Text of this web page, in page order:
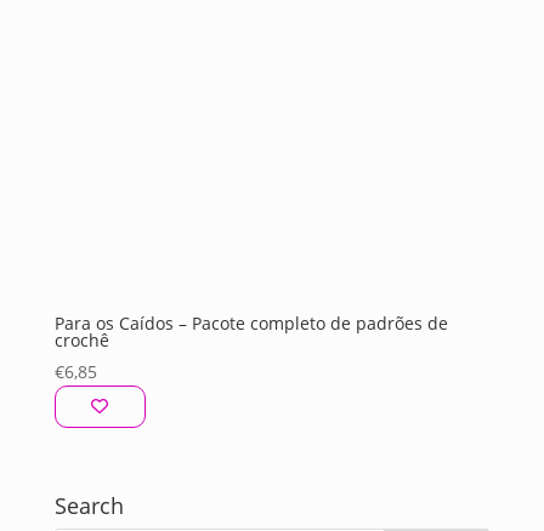
Para os Caídos – Pacote completo de padrões de
crochê
€6,85
Search